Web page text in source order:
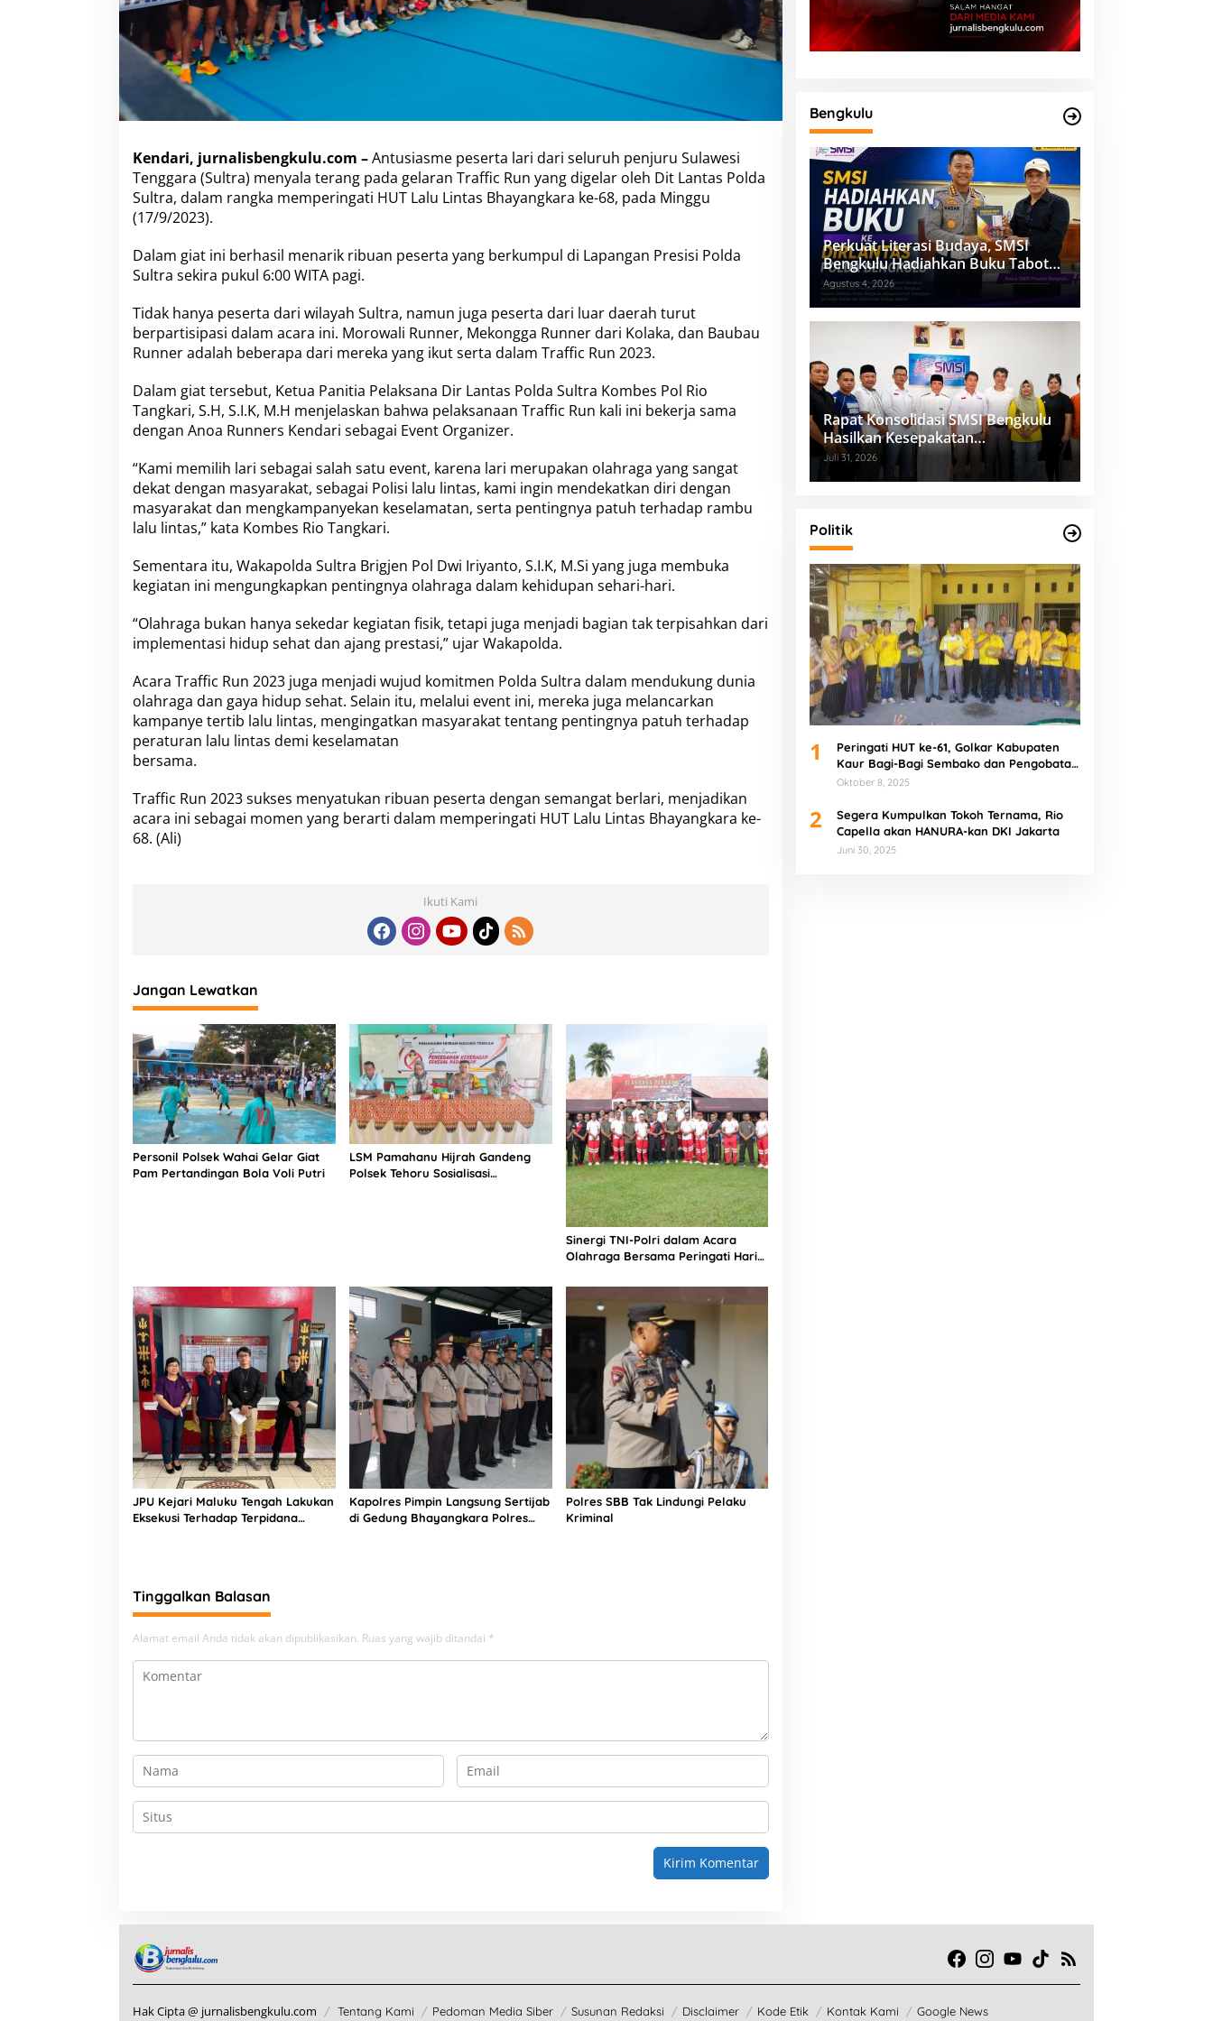
r
a
ff
i
u
n
0
2
3
Kendari, jurnalisbengkulu.com –Antusiasme peserta lari dari seluruh penjuru Sulawesi
Tenggara (Sultra) menyala terang pada gelaran Traffic Run yang digelar oleh Dit Lantas Polda
Sultra, dalam rangka memperingati HUT Lalu Lintas Bhayangkara ke-68, pada Minggu
(17/9/2023).
Dalam giat ini berhasil menarik ribuan peserta yang berkumpul di Lapangan Presisi Polda
Sultra sekira pukul 6:00 WITA pagi.
Tidak hanya peserta dari wilayah Sultra, namun juga peserta dari luar daerah turut
berpartisipasi dalam acara ini. Morowali Runner, Mekongga Runner dari Kolaka, dan Baubau
Runner adalah beberapa dari mereka yang ikut serta dalam Traffic Run 2023.
Dalam giat tersebut, Ketua Panitia Pelaksana Dir Lantas Polda Sultra Kombes Pol Rio
Tangkari, S.H, S.I.K, M.H menjelaskan bahwa pelaksanaan Traffic Run kali ini bekerja sama
dengan Anoa Runners Kendari sebagai Event Organizer.
“Kami memilih lari sebagai salah satu event, karena lari merupakan olahraga yang sangat
dekat dengan masyarakat, sebagai Polisi lalu lintas, kami ingin mendekatkan diri dengan
masyarakat dan mengkampanyekan keselamatan, serta pentingnya patuh terhadap rambu
lalu lintas,” kata Kombes Rio Tangkari.
Sementara itu, Wakapolda Sultra Brigjen Pol Dwi Iriyanto, S.I.K, M.Si yang juga membuka
kegiatan ini mengungkapkan pentingnya olahraga dalam kehidupan sehari-hari.
“Olahraga bukan hanya sekedar kegiatan fisik, tetapi juga menjadi bagian tak terpisahkan dari
implementasi hidup sehat dan ajang prestasi,” ujar Wakapolda.
Acara Traffic Run 2023 juga menjadi wujud komitmen Polda Sultra dalam mendukung dunia
olahraga dan gaya hidup sehat. Selain itu, melalui event ini, mereka juga melancarkan
kampanye tertib lalu lintas, mengingatkan masyarakat tentang pentingnya patuh terhadap
peraturan lalu lintas demi keselamatan
bersama.
Traffic Run 2023 sukses menyatukan ribuan peserta dengan semangat berlari, menjadikan
acara ini sebagai momen yang berarti dalam memperingati HUT Lalu Lintas Bhayangkara ke-
68. (Ali)
Ikuti Kami
Jangan Lewatkan
Personil Polsek Wahai Gelar Giat
Pam Pertandingan Bola Voli Putri
LSM Pamahanu Hijrah Gandeng
Polsek Tehoru Sosialisasi
Sinergi TNI-Polri dalam Acara
Olahraga Bersama Peringati Hari
Tengah
JPU Kejari Maluku Tengah Lakukan
Eksekusi Terhadap Terpidana
Kapolres Pimpin Langsung Sertijab
di Gedung Bhayangkara Polres
Polres SBB Tak Lindungi Pelaku
Kriminal
Tinggalkan Balasan
Alamat email Anda tidak akan dipublikasikan. Ruas yang wajib ditandai *
Bengkulu
Perkuat Literasi Budaya, SMSI
Bengkulu Hadiahkan Buku Tabot
untuk Dirlantas Polda
Agustus 4, 2026
Rapat Konsolidasi SMSI Bengkulu
Hasilkan Kesepakatan
Pembentukan Pokja Newsroom
Kolaboratif
Juli 31, 2026
Politik
1
Peringati HUT ke-61, Golkar Kabupaten
Kaur Bagi-Bagi Sembako dan Pengobatan
Gratis
Oktober 8, 2025
2
Segera Kumpulkan Tokoh Ternama, Rio
Capella akan HANURA-kan DKI Jakarta
Juni 30, 2025
Hak Cipta @ jurnalisbengkulu.com Tentang Kami Pedoman Media Siber Susunan Redaksi Disclaimer Kode Etik Kontak Kami Google News